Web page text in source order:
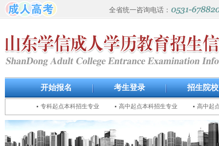
全省统一咨询电话：
开始报名 考生登录 招生院校
专科起点本科招生专业 高中起点本科招生专业 高中起